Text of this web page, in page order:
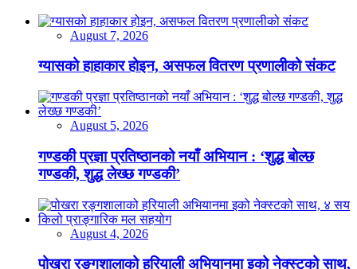
August 7, 2026
ग्यासको हाहाकार होइन, असफल वितरण प्रणालीको संकट
August 5, 2026
गण्डकी प्रज्ञा प्रतिष्ठानको नयाँ अभियान : ‘शुद्ध बोल्छ
गण्डकी, शुद्ध लेख्छ गण्डकी’
August 4, 2026
पोखरा रङ्गशालाको हरियाली अभियानमा इको नेक्स्टको साथ,